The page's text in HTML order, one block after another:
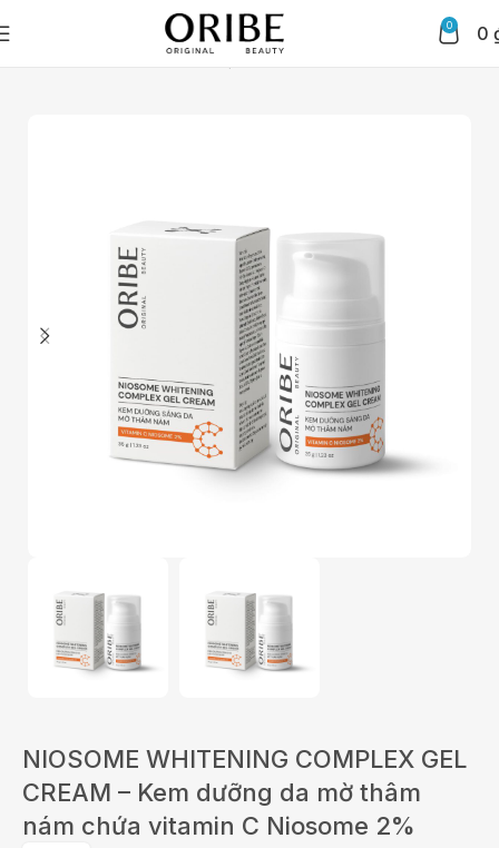
0 0
Chăm sóc da mặt Kem dưỡng
NIOSOME WHITENING COMPLEX GEL
CREAM – Kem dưỡng da mờ thâm
nám chứa vitamin C Niosome 2%